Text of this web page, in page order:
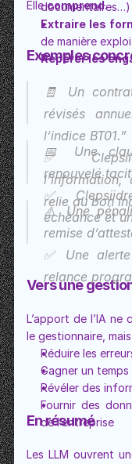
documentaires…)
Extraire les
de manière
Repérer les
Elle comprend.
Exemples
🧾 Un
révisés
l’indice BT01.”
✅
relie au bon
📅 Une
renouvelé
✅
échéance et
⚠️ Une
remise
✅ Une
relance
Vers une
L’apport de l’IA
le gestionnaire, mais
Réduire les
Gagner un
Révéler des
Fournir des
de l’entreprise
En résumé
Les LLM ouvrent